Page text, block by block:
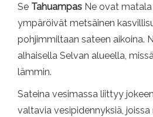
Se Tahuampas Ne ovat
ympäröivät metsäinen
pohjimmiltaan sateen aikoina.
alhaisella Selvan alueella,
lämmin.
Sateina vesimassa liittyy
valtavia vesipidennyksiä,